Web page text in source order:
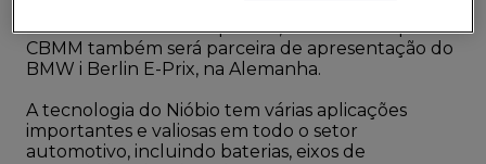
especiais como parceira oficial da cerimônia de
encerramento da temporada, em Nova Iorque. A
CBMM também será parceira de apresentação do
BMW i Berlin E-Prix, na Alemanha.
A tecnologia do Nióbio tem várias aplicações
importantes e valiosas em todo o setor
automotivo, incluindo baterias, eixos de